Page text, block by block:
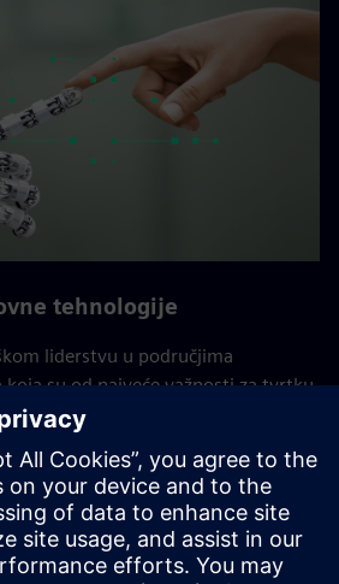
tehnologije
liderstvu u područjima
su od najveće važnosti za tvrtku.
ključne su za dugoročni uspjeh
tehnologiju i različitih tvrtki ovdje
istraživačke i razvojne